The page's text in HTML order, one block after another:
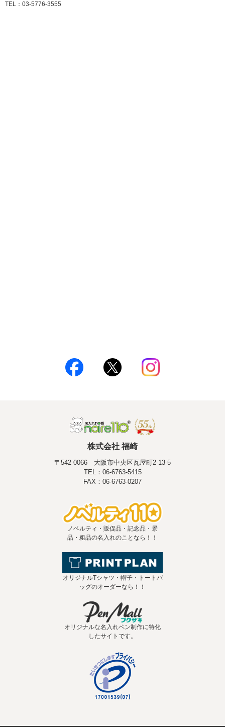
TEL：03-5776-3555
株式会社 福崎
〒542-0066 大阪市中央区瓦屋町2-13-5
TEL：06-6763-5415
FAX：06-6763-0207
ノベルティ・販促品・記念品・景
品・粗品の名入れのことなら！！
オリジナルTシャツ・帽子・トートバ
ッグのオーダーなら！！
オリジナルな名入れペン制作に特化
したサイトです。